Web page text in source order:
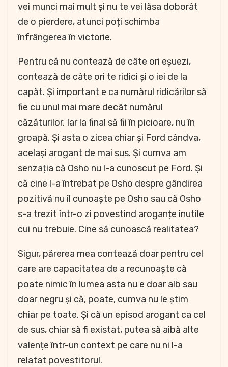
vei munci mai mult și nu te vei lăsa doborât
de o pierdere, atunci poți schimba
înfrângerea în victorie.
Pentru că nu contează de câte ori eșuezi,
contează de câte ori te ridici și o iei de la
capăt. Și important e ca numărul ridicărilor să
fie cu unul mai mare decât numărul
căzăturilor. Iar la final să fii în picioare, nu în
groapă. Și asta o zicea chiar și Ford cândva,
același arogant de mai sus. Și cumva am
senzația că Osho nu l-a cunoscut pe Ford. Și
că cine l-a întrebat pe Osho despre gândirea
pozitivă nu îl cunoaște pe Osho sau că Osho
s-a trezit într-o zi povestind aroganțe inutile
cui nu trebuie. Cine să cunoască realitatea?
Sigur, părerea mea contează doar pentru cel
care are capacitatea de a recunoaște că
poate nimic în lumea asta nu e doar alb sau
doar negru și că, poate, cumva nu le știm
chiar pe toate. Și că un episod arogant ca cel
de sus, chiar să fi existat, putea să aibă alte
valențe într-un context pe care nu ni l-a
relatat povestitorul.